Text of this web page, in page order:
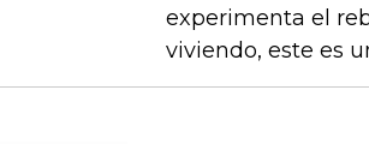
experimenta el
viviendo, este es